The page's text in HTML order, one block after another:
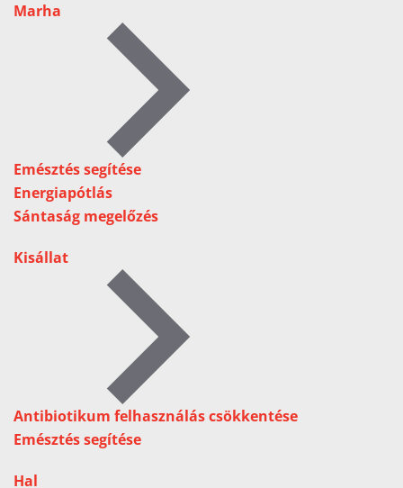
Marha
Emésztés segítése
Energiapótlás
Sántaság megelőzés
Kisállat
Antibiotikum felhasználás csökkentése
Emésztés segítése
Hal